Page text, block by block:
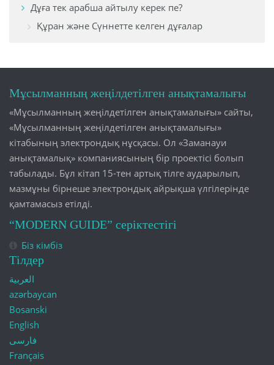
Дұға тек арабша айтылу керек пе?
Құран және Сүннетте келген дұғалар
Мұсылманның жеңілдетілген анықтамалығы
«Мұсылманның жеңілдетілген анықтамалығы» сайты,
«Мұсылманның жеңілдетілген анықтамалығы»
кітабының электрондық нұсқасы. Ол «Заманауи
анықтамалық» компаниясының бір проектісі болып
табылады. Бұл кітап 15-тен артық тілге аударылып,
мазмұны бірнеше электрондық айрықша үлгілерінде
қамтамасыз етілді.
“MODERN GUIDE” серіктестігі
Біз кімбіз
Тілдер
العربية
azərbaycan
Bosanski
English
فارسی
Français